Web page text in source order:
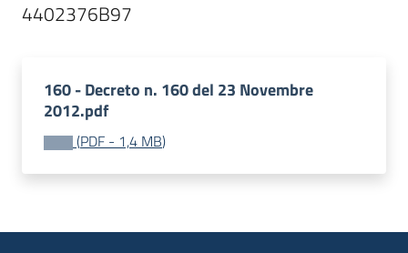
160 - Decreto n. 160 del 23 Novembre
2012.pdf
(PDF - 1,4 MB)